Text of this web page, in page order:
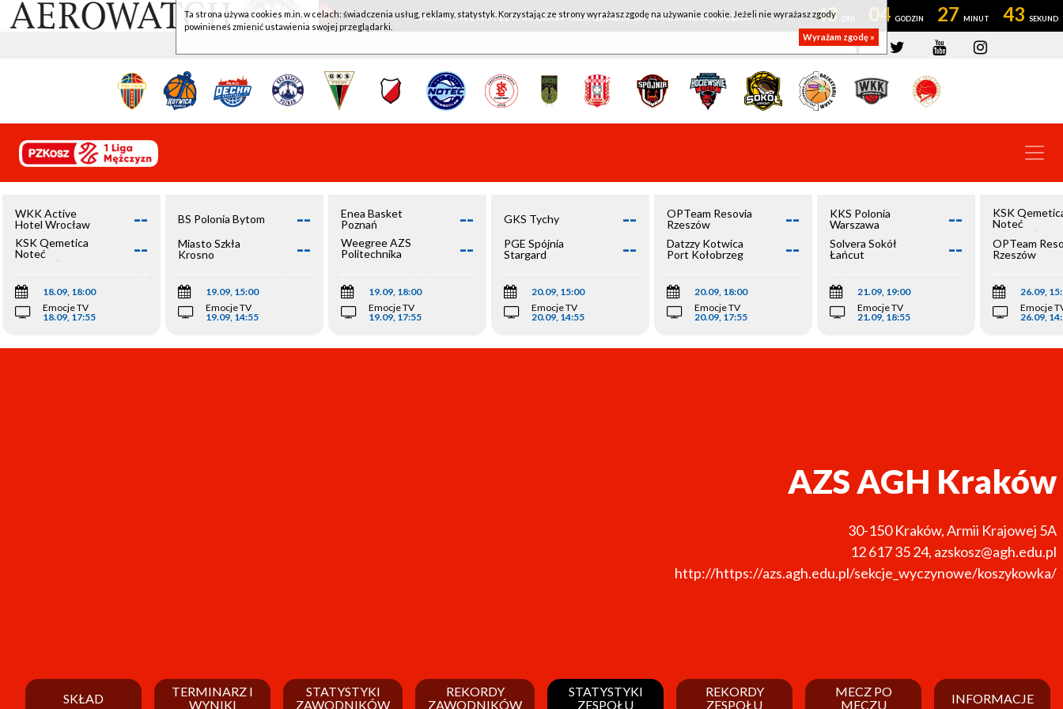
WKK ACTIVE HOTEL WROCŁAW - KSK QEMETICA NOTEĆ INOWROCŁAW 43 04 27 42
WKK Active
Hotel Wrocław
--
KSK Qemetica
Noteć
Inowrocław
--
18.09, 18:00
Emocje TV
18.09, 17:55
BS Polonia Bytom --
Miasto Szkła
Krosno
--
19.09, 15:00
Emocje TV
19.09, 14:55
Enea Basket
Poznań
--
Weegree AZS
Politechnika
--
19.09, 18:00
Emocje TV
19.09, 17:55
GKS Tychy --
PGE Spójnia
Stargard
--
20.09, 15:00
Emocje TV
20.09, 14:55
OPTeam Resovia
Rzeszów
--
Datzzy Kotwica
Port Kołobrzeg
--
20.09, 18:00
Emocje TV
20.09, 17:55
KKS Polonia
Warszawa
--
Solvera Sokół
Łańcut
--
21.09, 19:00
Emocje TV
21.09, 18:55
KSK
Noteć
Inowrocław
OPTeam
Rzeszów
26.09,
Emocje
26.09,
AZS AGH Kraków
30-150 Kraków,Armii Krajowej 5A
12 617 35 24, azskosz@agh.edu.pl
http://https://azs.agh.edu.pl/sekcje_wyczynowe/koszykowka/
SKŁAD
TERMINARZ I
WYNIKI
STATYSTYKI
ZAWODNIKÓW
REKORDY
ZAWODNIKÓW
STATYSTYKI
ZESPOŁU
REKORDY
ZESPOŁU
MECZ PO
MECZU
INFORMACJE
Ta strona używa cookies m.in. w celach: świadczenia usług, reklamy, statystyk. Korzystając ze strony wyrażasz zgodę na używanie cookie. Jeżeli nie wyrażasz zgody
powinieneś zmienić ustawienia swojej przeglądarki.
Wyrażam zgodę »